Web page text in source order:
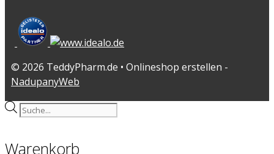
© 2026 TeddyPharm.de • Onlineshop erstellen -
NadupanyWeb
Products
Warenkorb